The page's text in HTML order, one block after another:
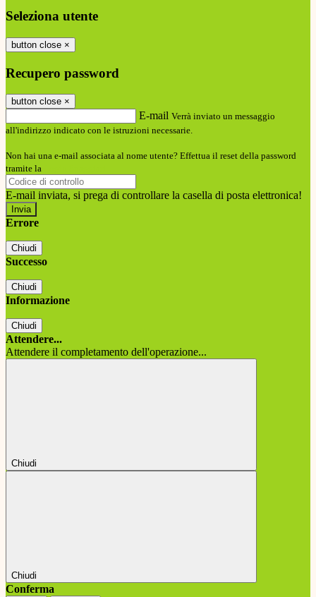
Seleziona utente
button close ×
Recupero password
button close ×
E-mail Verrà inviato un messaggio
all'indirizzo indicato con le istruzioni necessarie.
Non hai una e-mail associata al nome utente? Effettua il reset della password
tramite la
E-mail inviata, si prega di controllare la casella di posta elettronica!
Errore
Chiudi
Successo
Chiudi
Informazione
Chiudi
Attendere...
Attendere il completamento dell'operazione...
Chiudi
Chiudi
Conferma